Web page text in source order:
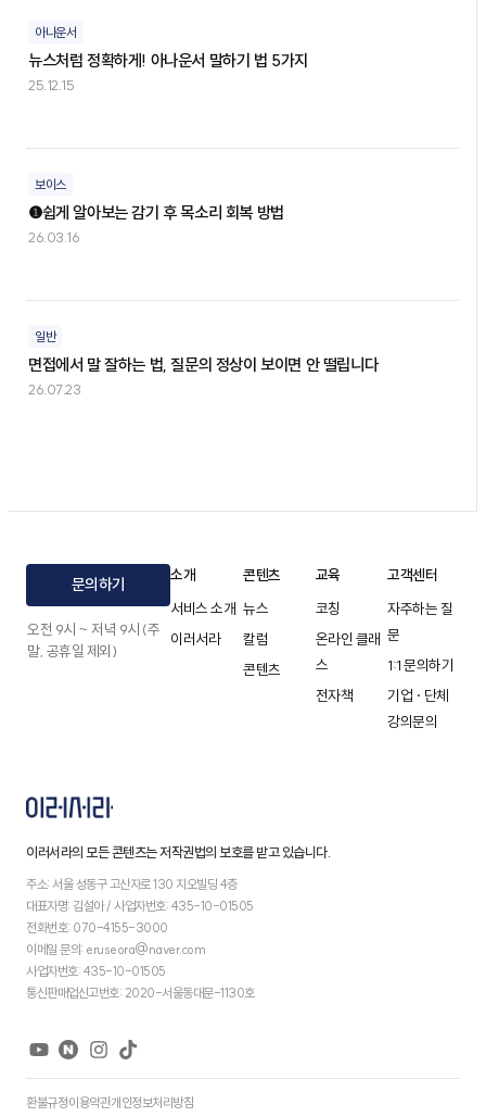
아나운서
뉴스처럼 정확하게! 아나운서 말하기 법 5가지
25.12.15
보이스
❶쉽게 알아보는 감기 후 목소리 회복 방법
26.03.16
일반
면접에서 말 잘하는 법, 질문의 정상이 보이면 안 떨립니다
26.07.23
문의하기
오전 9시 ~ 저녁 9시 (주
말, 공휴일 제외)
소개
서비스 소개
이러서라
콘텐츠
뉴스
칼럼
콘텐츠
교육
코칭
온라인 클래
스
전자책
고객센터
자주하는 질
문
1:1 문의하기
기업 · 단체
강의문의
이러서라의 모든 콘텐츠는 저작권법의 보호를 받고 있습니다.
주소: 서울 성동구 고산자로 130 지오빌딩 4층
대표자명: 김설아 / 사업자번호: 435-10-01505
전화번호: 070-4155-3000
이메일 문의: eruseora@naver.com
사업자번호: 435-10-01505
통신판매업신고번호: 2020-서울동대문-1130호
환불규정이용약관개인정보처리방침